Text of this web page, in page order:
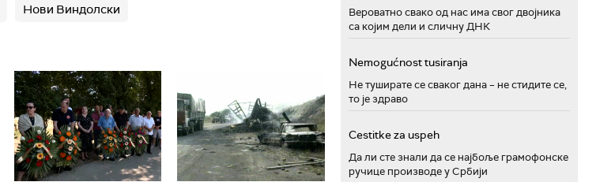
Нови Виндолски
Вероватно свако од нас има свог двојника
са којим дели и сличну ДНК
Nemogućnost tusiranja
Не туширате се сваког дана – не стидите се,
то је здраво
Cestitke za uspeh
Да ли сте знали да се најбоље грамофонске
ручице производе у Србији